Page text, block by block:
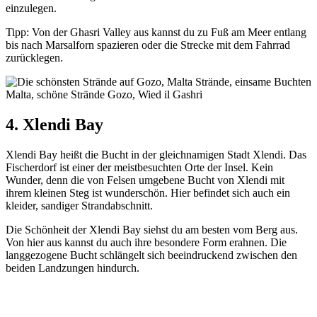
einzulegen.
Tipp: Von der Ghasri Valley aus kannst du zu Fuß am Meer entlang
bis nach Marsalforn spazieren oder die Strecke mit dem Fahrrad
zurücklegen.
4. Xlendi Bay
Xlendi Bay heißt die Bucht in der gleichnamigen Stadt Xlendi. Das
Fischerdorf ist einer der meistbesuchten Orte der Insel. Kein
Wunder, denn die von Felsen umgebene Bucht von Xlendi mit
ihrem kleinen Steg ist wunderschön. Hier befindet sich auch ein
kleider, sandiger Strandabschnitt.
Die Schönheit der Xlendi Bay siehst du am besten vom Berg aus.
Von hier aus kannst du auch ihre besondere Form erahnen. Die
langgezogene Bucht schlängelt sich beeindruckend zwischen den
beiden Landzungen hindurch.